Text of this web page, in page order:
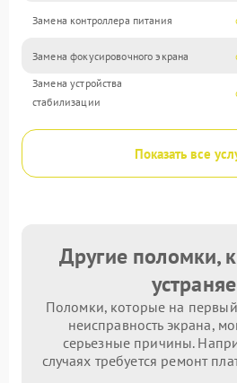
Замена контроллера питания
Замена фокусировочного экрана
Замена устройства
стабилизации
Показать все
Другие поломки,
Поломки, которые на
неисправность экрана,
серьезные причины.
случаях требуется ремонт